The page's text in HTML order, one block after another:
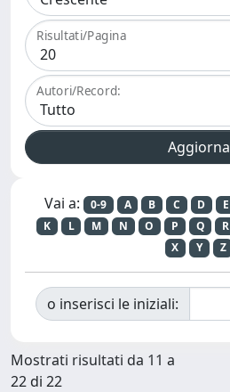
Risultati/Pagina
Autori/Record:
Vai a: 0-9 A B C D E
K
L M N O P Q R
X
Y Z
o inserisci le iniziali:
Mostrati risultati da 11 a
22 di 22